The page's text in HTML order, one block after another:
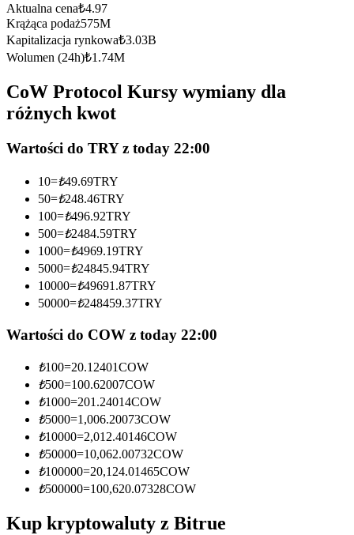
Kopiowanie Transakcji
Dołącz do najlepszych traderów
Zostań traderem kopiującym
Ciesz się podziałem zysków i prowizjami z kopiowania
transakcji
Informacja
Analiza Big Data, w tym informacje handlowe itp.
Aktualna cena₺4.97
Krążąca podaż575M
Kapitalizacja rynkowa₺3.03B
Wolumen (24h)₺1.74M
CoW Protocol Kursy wymiany dla
różnych kwot
Wartości do TRY z today 22:00
10=₺49.69TRY
50=₺248.46TRY
100=₺496.92TRY
500=₺2484.59TRY
1000=₺4969.19TRY
5000=₺24845.94TRY
10000=₺49691.87TRY
50000=₺248459.37TRY
Wartości do COW z today 22:00
₺100=20.12401COW
₺500=100.62007COW
₺1000=201.24014COW
₺5000=1,006.20073COW
₺10000=2,012.40146COW
₺50000=10,062.00732COW
₺100000=20,124.01465COW
₺500000=100,620.07328COW
Kup kryptowaluty z Bitrue